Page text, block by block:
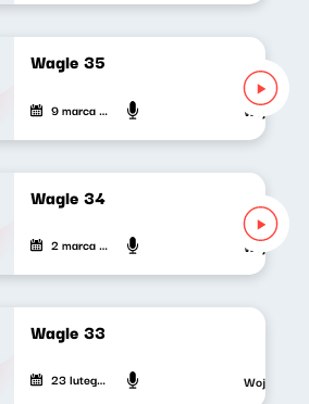
Wagle 35
9 marca 2021 Wojciech
Wagle 34
2 marca 2021 Wojciech
Wagle 33
23 lutego 2021 Wojciech